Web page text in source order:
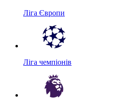
Ліга Європи
Ліга чемпіонів